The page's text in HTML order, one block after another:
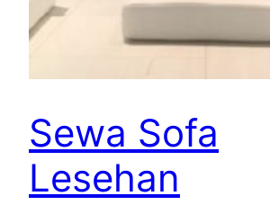
Sewa Sofa
Lesehan